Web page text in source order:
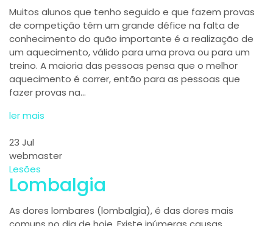
Muitos alunos que tenho seguido e que fazem provas
de competição têm um grande défice na falta de
conhecimento do quão importante é a realização de
um aquecimento, válido para uma prova ou para um
treino. A maioria das pessoas pensa que o melhor
aquecimento é correr, então para as pessoas que
fazer provas na…
ler mais
23 Jul
webmaster
Lesões
Lombalgia
As dores lombares (lombalgia), é das dores mais